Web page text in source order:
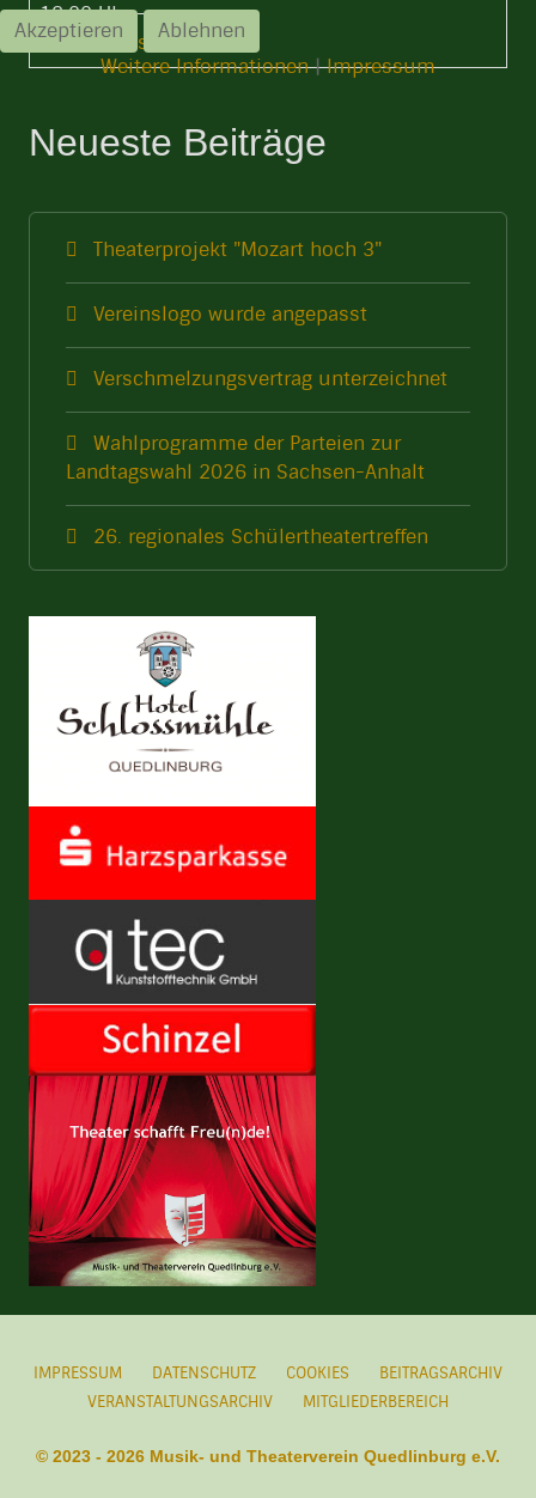
18:00 Uhr-
Weihnachtsfeier
Neueste Beiträge
Theaterprojekt "Mozart hoch 3"
Vereinslogo wurde angepasst
Verschmelzungsvertrag unterzeichnet
Wahlprogramme der Parteien zur
Landtagswahl 2026 in Sachsen-Anhalt
26. regionales Schülertheatertreffen
IMPRESSUM DATENSCHUTZ COOKIES
BEITRAGSARCHIV
VERANSTALTUNGSARCHIV
MITGLIEDERBEREICH
© 2023 - 2026 Musik- und Theaterverein Quedlinburg e.V.
Akzeptieren
Ablehnen
Weitere Informationen|Impressum